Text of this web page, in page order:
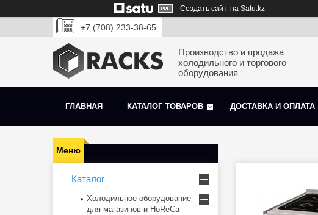
Создать сайт на Satu.kz
+7 (708) 233-38-65
Производство и продажа
холодильного и торгового
оборудования
ГЛАВНАЯ КАТАЛОГ ТОВАРОВ ДОСТАВКА И ОПЛАТА
Каталог
Холодильное оборудование
для магазинов и HoReCa